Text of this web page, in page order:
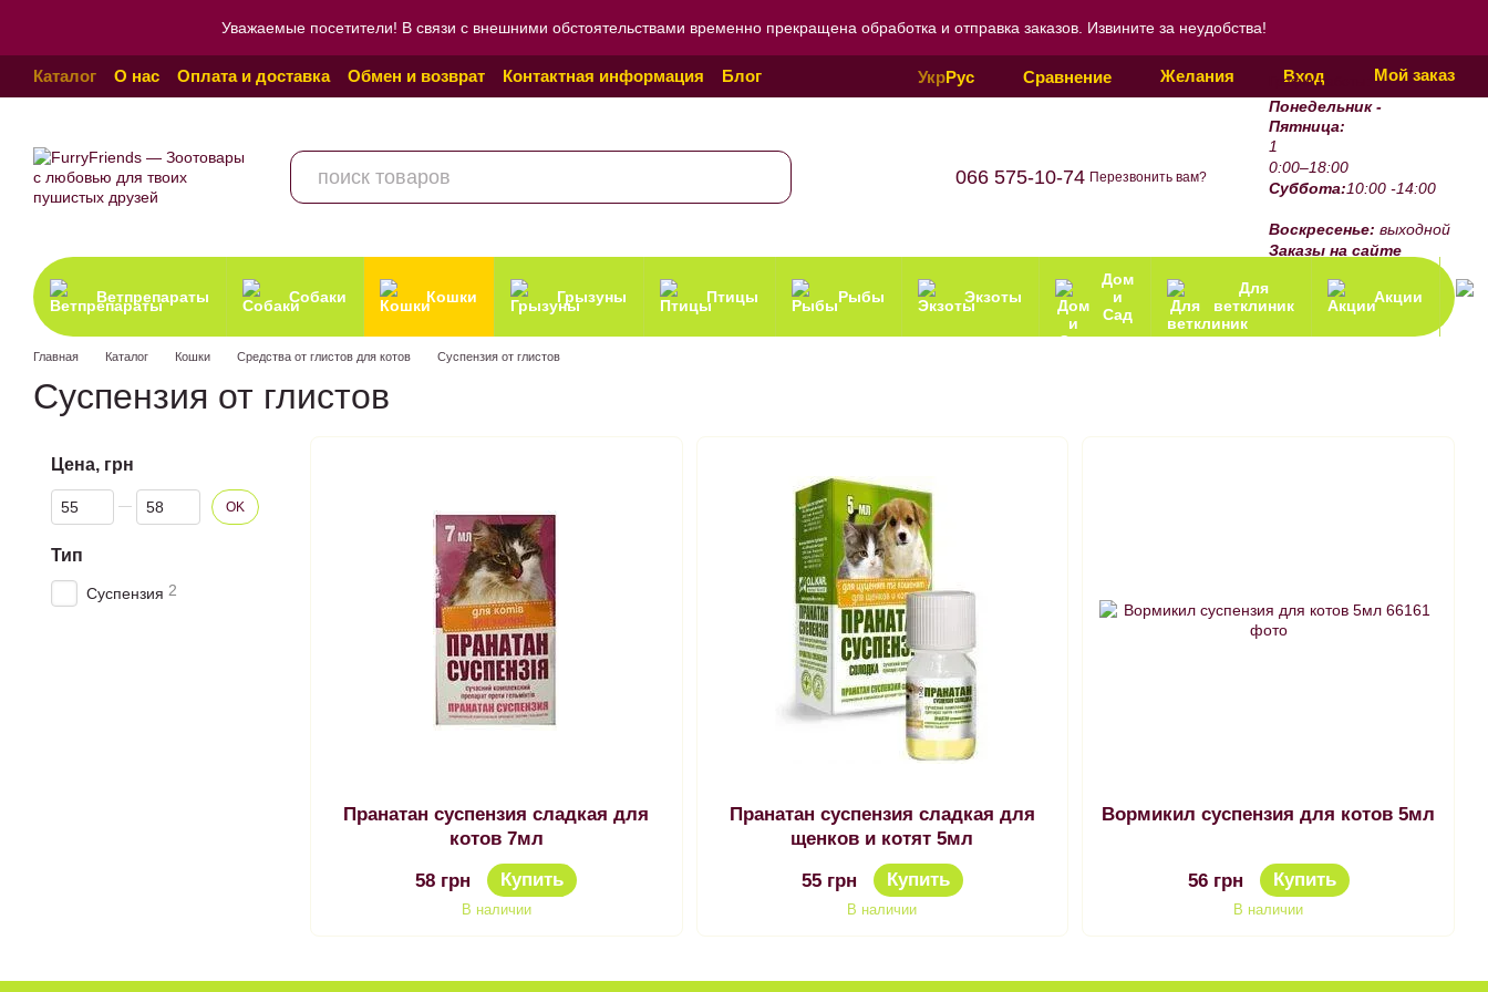
Уважаемые посетители! В связи с внешними обстоятельствами временно прекращена обработка и отправка заказов. Извините за неудобства!
Каталог О нас Оплата и доставка Обмен и возврат Контактная информация
Блог
Пользовательское соглашение
Отзывы о магазине Политика конфиденциальности
УкрРус Сравнение Желания Вход Мой заказ
066 575-10-74 Перезвонить вам?
График работы:
Понедельник -
Пятница:
1
0:00–18:00
Суббота:10:00 -14:00
Воскресенье: выходной
Заказы на сайте
Ветпрепараты
Собаки Кошки Грызуны Птицы Рыбы Экзоты
Дом
и
Сад
Для
ветклиник
Акции
Главная Каталог Кошки Средства от глистов для котов Cуспензия от глистов
Cуспензия от глистов
Пранатан суспензия сладкая для
котов 7мл
58 грн Купить
В наличии
Пранатан суспензия сладкая для
щенков и котят 5мл
55 грн Купить
В наличии
Вормикил суспензия для котов 5мл
56 грн Купить
В наличии
Цена, грн
От Цена, грн
До Цена, грн
OK
Тип
Суспензия 2